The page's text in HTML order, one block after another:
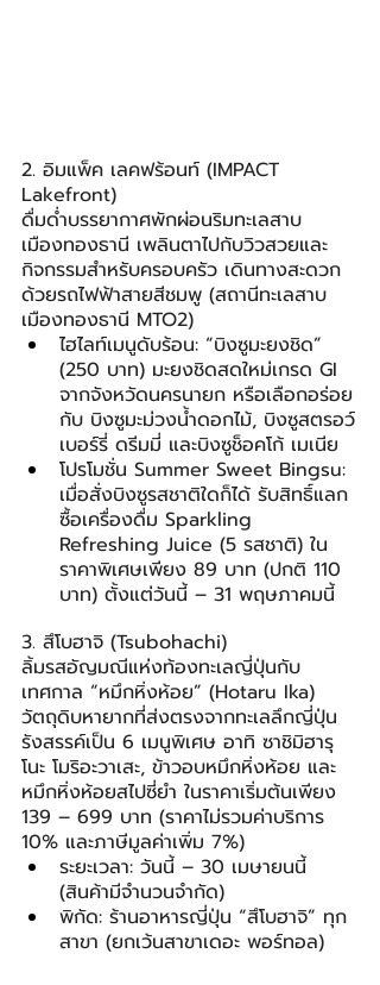
2. อิมแพ็ค เลคฟร้อนท์ (IMPACT
Lakefront)
ดื่มด่ำบรรยากาศพักผ่อนริมทะเลสาบ
เมืองทองธานี เพลินตาไปกับวิวสวยและ
กิจกรรมสำหรับครอบครัว เดินทางสะดวก
ด้วยรถไฟฟ้าสายสีชมพู (สถานีทะเลสาบ
เมืองทองธานี MTO2)
ไฮไลท์เมนูดับร้อน: “บิงซูมะยงชิด”
(250 บาท) มะยงชิดสดใหม่เกรด GI
จากจังหวัดนครนายก หรือเลือกอร่อย
กับ บิงซูมะม่วงน้ำดอกไม้, บิงซูสตรอว์
เบอร์รี่ ดรีมมี่ และบิงซูช็อคโก้ เมเนีย
โปรโมชั่น Summer Sweet Bingsu:
เมื่อสั่งบิงซูรสชาติใดก็ได้ รับสิทธิ์แลก
ซื้อเครื่องดื่ม Sparkling
Refreshing Juice (5 รสชาติ) ใน
ราคาพิเศษเพียง 89 บาท (ปกติ 110
บาท) ตั้งแต่วันนี้ – 31 พฤษภาคมนี้
3. สึโบฮาจิ (Tsubohachi)
ลิ้มรสอัญมณีแห่งท้องทะเลญี่ปุ่นกับ
เทศกาล “หมึกหิ่งห้อย” (Hotaru Ika)
วัตถุดิบหายากที่ส่งตรงจากทะเลลึกญี่ปุ่น
รังสรรค์เป็น 6 เมนูพิเศษ อาทิ ซาชิมิฮารุ
โนะ โมริอะวาเสะ, ข้าวอบหมึกหิ่งห้อย และ
หมึกหิ่งห้อยสไปซี่ยำ ในราคาเริ่มต้นเพียง
139 – 699 บาท (ราคาไม่รวมค่าบริการ
10% และภาษีมูลค่าเพิ่ม 7%)
ระยะเวลา: วันนี้ – 30 เมษายนนี้
(สินค้ามีจำนวนจำกัด)
พิกัด: ร้านอาหารญี่ปุ่น “สึโบฮาจิ” ทุก
สาขา (ยกเว้นสาขาเดอะ พอร์ทอล)